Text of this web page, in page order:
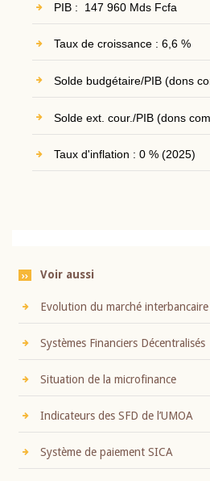
PIB : 147 960 Mds Fcfa
Taux de croissance : 6,6 %
Solde budgétaire/PIB (dons
Solde ext. cour./PIB (dons
Taux d'inflation : 0 % (2025)
Voir aussi
Evolution du marché interbancaire
Systèmes Financiers Décentralisés
Situation de la microfinance
Indicateurs des SFD de l’UMOA
Système de paiement SICA